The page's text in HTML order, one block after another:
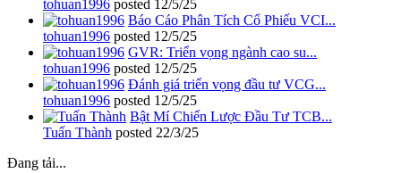
tohuan1996 posted 12/5/25
Báo Cáo Phân Tích Cổ Phiếu VCI...
tohuan1996 posted 12/5/25
GVR: Triển vọng ngành cao su...
tohuan1996 posted 12/5/25
Đánh giá triển vọng đầu tư VCG...
tohuan1996 posted 12/5/25
Bật Mí Chiến Lược Đầu Tư TCB...
Tuấn Thành posted 22/3/25
Đang tải...